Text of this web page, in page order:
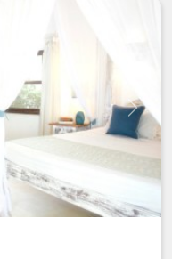
Avanti